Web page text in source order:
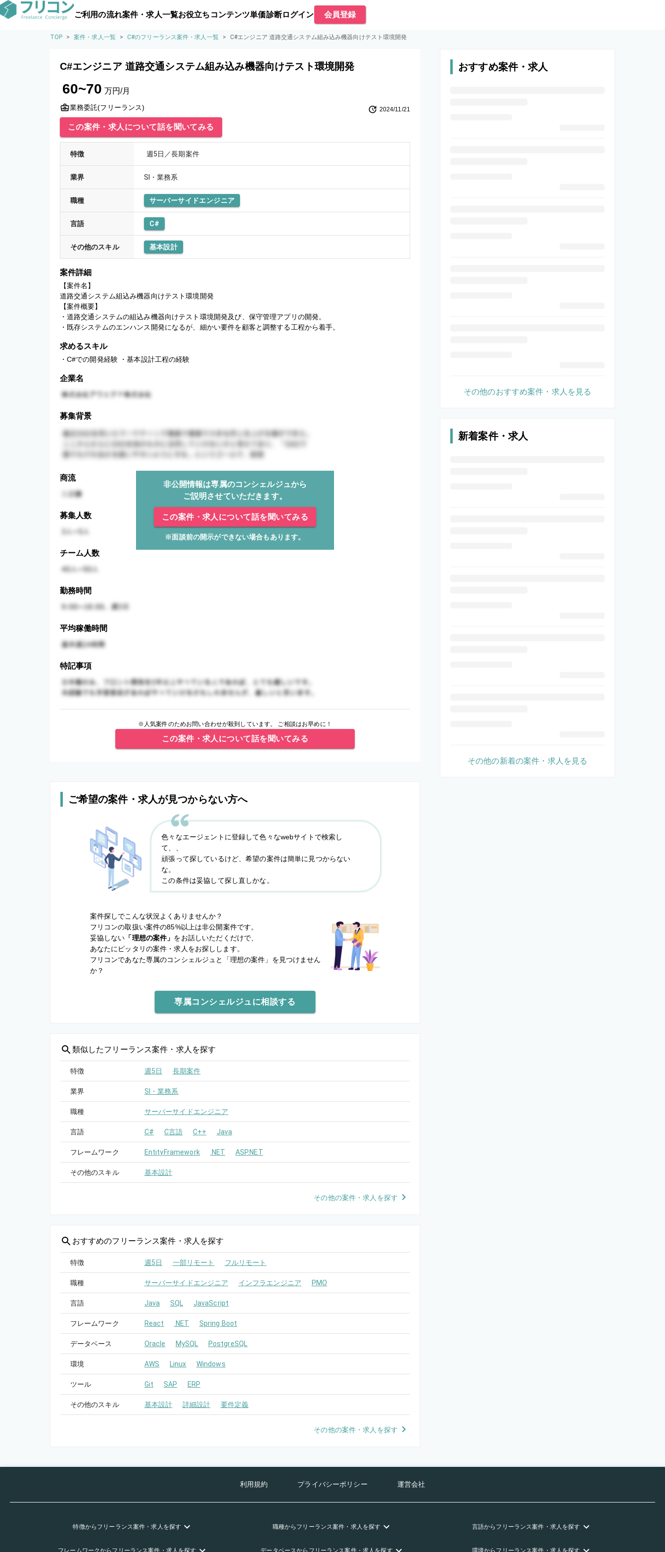
ご利用の流れ案件・求人一覧お役立ちコンテンツ単価診断ログイン 会員登録
TOP > 案件・求人一覧 > C#のフリーランス案件・求人一覧 > C#エンジニア 道路交通システム組み込み機器向けテスト環境開発
C#エンジニア 道路交通システム組み込み機器向けテスト環境開発
60~70 万円/月
業務委託(フリーランス) 2024/11/21
この案件・求人について話を聞いてみる
特徴 週5日／長期案件
業界 SI・業務系
職種 サーバーサイドエンジニア
言語 C#
その他のスキル 基本設計
案件詳細
【案件名】
道路交通システム組込み機器向けテスト環境開発
【案件概要】
・道路交通システムの組込み機器向けテスト環境開発及び、保守管理アプリの開発。
・既存システムのエンハンス開発になるが、細かい要件を顧客と調整する工程から着手。
求めるスキル
・C#での開発経験 ・基本設計工程の経験
企業名
募集背景
商流
非公開情報は専属のコンシェルジュから
ご説明させていただきます。
この案件・求人について話を聞いてみる
※面談前の開示ができない場合もあります。
募集人数
チーム人数
勤務時間
平均稼働時間
特記事項
※人気案件のためお問い合わせが殺到しています。 ご相談はお早めに！
この案件・求人について話を聞いてみる
ご希望の案件・求人が見つからない方へ
色々なエージェントに登録して色々なwebサイトで検索し
て、、
頑張って探しているけど、希望の案件は簡単に見つからない
な。
この条件は妥協して探し直しかな。
案件探しでこんな状況よくありませんか？
フリコンの取扱い案件の85%以上は非公開案件です。
妥協しない 「理想の案件」 をお話しいただくだけで、
あなたにピッタリの案件・求人をお探しします。
フリコンであなた専属のコンシェルジュと
「理想の案件」を見つけません
か？
専属コンシェルジュに相談する
類似したフリーランス案件・求人を探す
特徴 週5日 長期案件
業界 SI・業務系
職種 サーバーサイドエンジニア
言語 C# C言語 C++ Java
フレームワーク EntityFramework .NET ASP.NET
その他のスキル 基本設計
その他の案件・求人を探す
おすすめのフリーランス案件・求人を探す
特徴 週5日 一部リモート フルリモート
職種 サーバーサイドエンジニア インフラエンジニア PMO
言語 Java SQL JavaScript
フレームワーク React .NET Spring Boot
データベース Oracle MySQL PostgreSQL
環境 AWS Linux Windows
ツール Git SAP ERP
その他のスキル 基本設計 詳細設計 要件定義
その他の案件・求人を探す
おすすめ案件・求人
その他のおすすめ案件・求人を見る
新着案件・求人
その他の新着の案件・求人を見る
利用規約 プライバシーポリシー 運営会社
特徴からフリーランス案件・求人を探す 職種からフリーランス案件・求人を探す 言語からフリーランス案件・求人を探す
フレームワークからフリーランス案件・求人を探す データベースからフリーランス案件・求人を探す 環境からフリーランス案件・求人を探す